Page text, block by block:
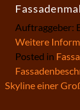
Auftraggeber:
Weitere
Posted in
Skyline einer